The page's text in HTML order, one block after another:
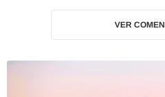
VER